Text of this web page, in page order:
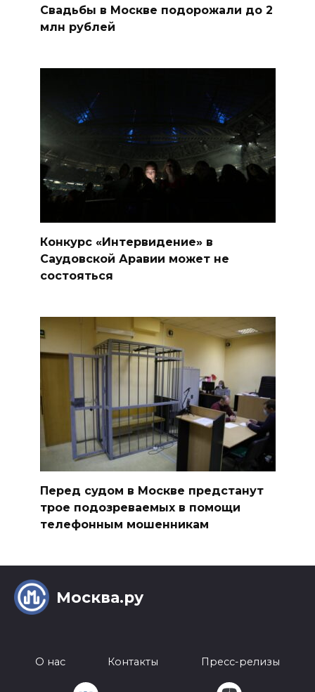
Свадьбы в Москве подорожали до 2
млн рублей
Конкурс «Интервидение» в
Саудовской Аравии может не
состояться
Перед судом в Москве предстанут
трое подозреваемых в помощи
телефонным мошенникам
Москва.ру
О нас Контакты Пресс-релизы